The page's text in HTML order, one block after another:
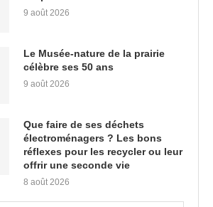
9 août 2026
Le Musée-nature de la prairie
célèbre ses 50 ans
9 août 2026
Que faire de ses déchets
électroménagers ? Les bons
réflexes pour les recycler ou leur
offrir une seconde vie
8 août 2026